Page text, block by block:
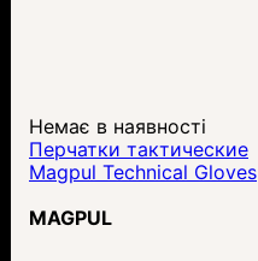
Немає в наявності
Перчатки тактические
Magpul Technical Gloves
MAGPUL